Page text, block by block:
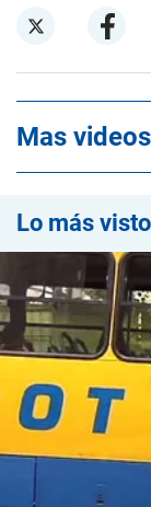
Mas videos
Lo más visto